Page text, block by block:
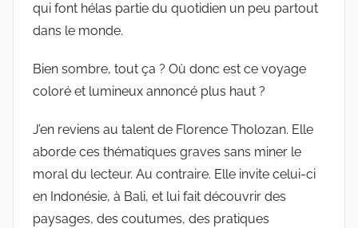
qui font hélas partie du quotidien un peu partout
dans le monde.
Bien sombre, tout ça ? Où donc est ce voyage
coloré et lumineux annoncé plus haut ?
J’en reviens au talent de Florence Tholozan. Elle
aborde ces thématiques graves sans miner le
moral du lecteur. Au contraire. Elle invite celui-ci
en Indonésie, à Bali, et lui fait découvrir des
paysages, des coutumes, des pratiques